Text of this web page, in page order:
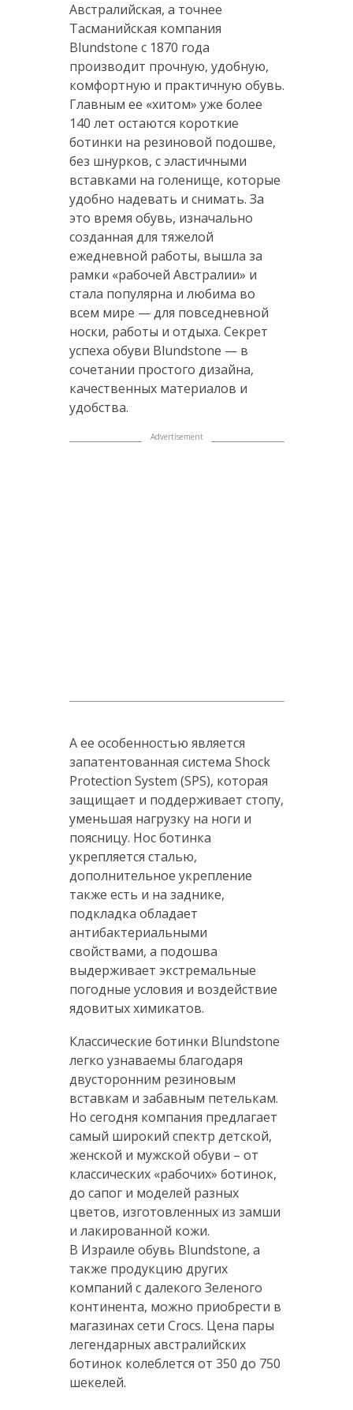
Австралийская, а точнее
Тасманийская компания
Blundstone с 1870 года
производит прочную, удобную,
комфортную и практичную обувь.
Главным ее «хитом» уже более
140 лет остаются короткие
ботинки на резиновой подошве,
без шнурков, с эластичными
вставками на голенище, которые
удобно надевать и снимать. За
это время обувь, изначально
созданная для тяжелой
ежедневной работы, вышла за
рамки «рабочей Австралии» и
стала популярна и любима во
всем мире — для повседневной
носки, работы и отдыха. Секрет
успеха обуви Blundstone — в
сочетании простого дизайна,
качественных материалов и
удобства.
А ее особенностью является
запатентованная система Shock
Protection System (SPS), которая
защищает и поддерживает стопу,
уменьшая нагрузку на ноги и
поясницу. Нос ботинка
укрепляется сталью,
дополнительное укрепление
также есть и на заднике,
подкладка обладает
антибактериальными
свойствами, а подошва
выдерживает экстремальные
погодные условия и воздействие
ядовитых химикатов.
Классические ботинки Blundstone
легко узнаваемы благодаря
двусторонним резиновым
вставкам и забавным петелькам.
Но сегодня компания предлагает
самый широкий спектр детской,
женской и мужской обуви – от
классических «рабочих» ботинок,
до сапог и моделей разных
цветов, изготовленных из замши
и лакированной кожи.
В Израиле обувь Blundstone, а
также продукцию других
компаний с далекого Зеленого
континента, можно приобрести в
магазинах сети Crocs. Цена пары
легендарных австралийских
ботинок колеблется от 350 до 750
шекелей.